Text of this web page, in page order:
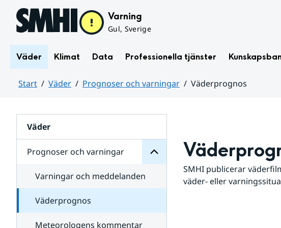
Hoppa till sidans innehåll Varning
Gul, Sverige
Väder Klimat Data Professionella tjänster
Start Väder Prognoser och varningar
Väderprognos
Väder
Prognoser och varningar
för
varningar
Varningar och meddelanden
Väderprognos
Meteorologens kommentar
SMHI publicerar
väder- eller